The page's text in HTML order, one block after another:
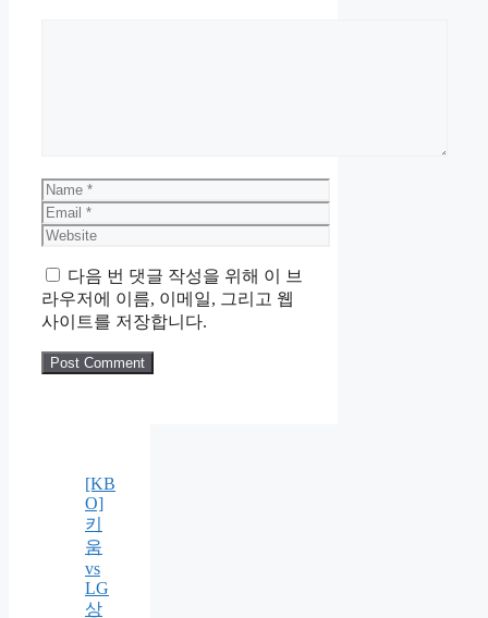
Name
Email
Website
다음 번 댓글 작성을 위해 이 브
라우저에 이름, 이메일, 그리고 웹
사이트를 저장합니다.
[KB
O]
키
움
vs
LG
상